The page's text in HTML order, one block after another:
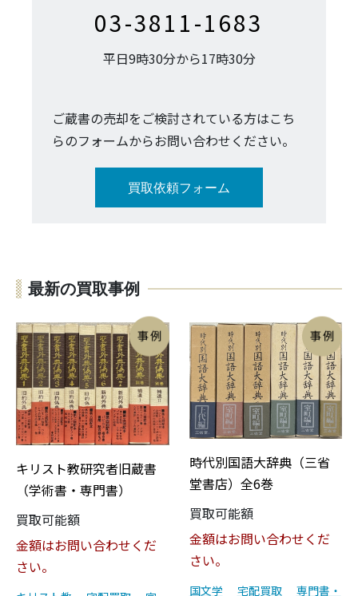
03-3811-1683
平日9時30分から17時30分
ご蔵書の売却をご検討されている方はこち
らのフォームからお問い合わせください。
買取依頼フォーム
最新の買取事例
キリスト教研究者旧蔵書
（学術書・専門書）
買取可能額
金額はお問い合わせくだ
さい。
時代別国語大辞典（三省
堂書店）全6巻
買取可能額
金額はお問い合わせくだ
さい。
国文学 宅配買取
専門書・